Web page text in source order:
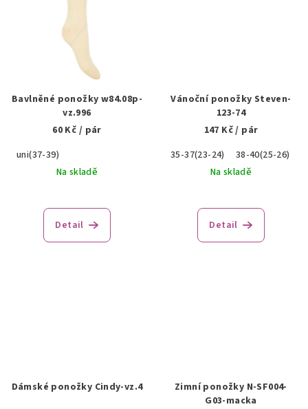
Bavlněné ponožky w84.08p-
vz.996
60 Kč / pár
uni(37-39)
Na skladě
Detail
Vánoční ponožky Steven-
123-74
147 Kč/ pár
35-37(23-24)
38-40(25-26)
Na skladě
Detail
Dámské ponožky Cindy-vz.4
Zimní ponožky N-SF004-
G03-macka